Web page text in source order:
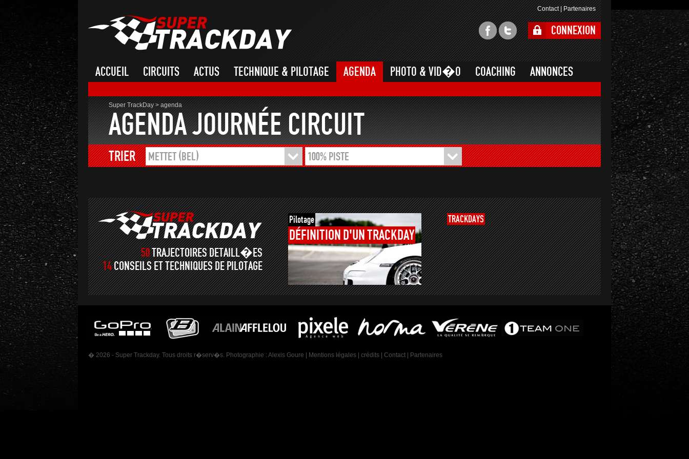
Contact|Partenaires
CONNEXION
ACCUEIL CIRCUITS ACTUS TECHNIQUE & PILOTAGE AGENDA PHOTO & VID�O COACHING ANNONCES
Super TrackDay>agenda
AGENDA JOURNÉE CIRCUIT
TRIER METTET (BEL) 100% PISTE
50TRAJECTOIRES DETAILL�ES
14CONSEILS ET TECHNIQUES DE PILOTAGE
Pilotage
DÉFINITION D'UN TRACKDAY
TRACKDAYS
� 2026 - Super Trackday. Tous droits r�serv�s. Photographie : Alexis Goure Mentions légales crédits Contact Partenaires